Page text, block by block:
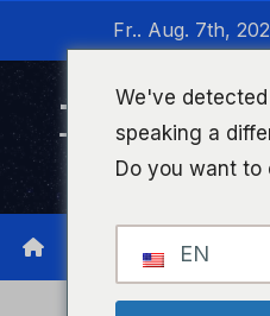
wechseln
Fr.. Aug. 7th,
Timeline
Infonetzwerk
We've
speaking a
Do you want to
EN